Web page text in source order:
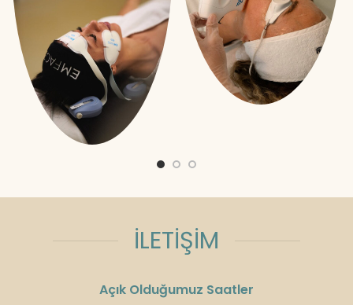
İLETİŞİM
Açık Olduğumuz Saatler